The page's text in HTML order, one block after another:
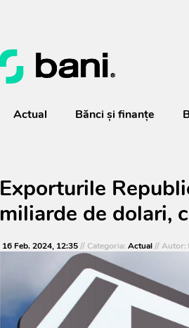
Actual Bănci şi finanţe
Exporturile
miliarde de dolari,
16 Feb. 2024, 12:35// Categoria: Actual// Autor: